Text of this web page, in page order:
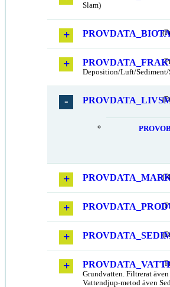
Slam)
Deposition/Luft/
Grundvatten. Filtrerat
Vattendjup-metod även